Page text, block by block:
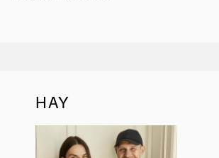
HAY